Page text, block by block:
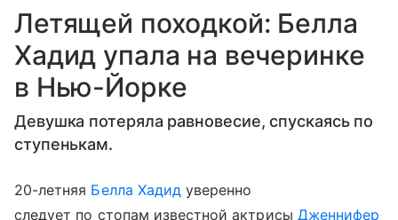
Летящей походкой: Белла
Хадид упала на вечеринке
в Нью-Йорке
Девушка потеряла равновесие, спускаясь по
ступенькам.
20-летняя Белла Хадид уверенно
следует по стопам известной актрисы Дженнифер